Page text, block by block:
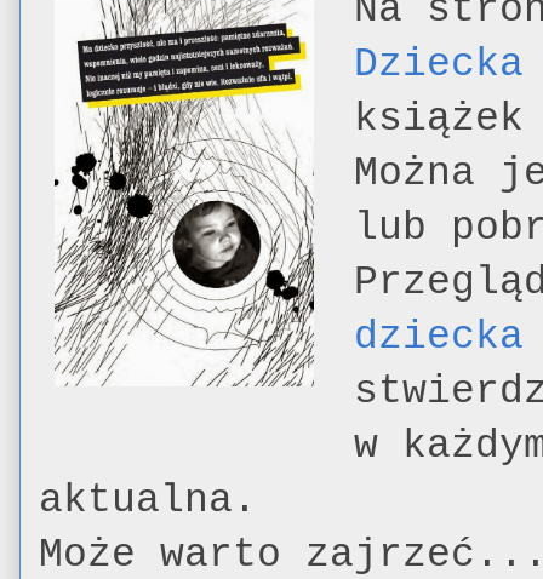
Na
Dziecka
książek
Można
lub
dziecka
w
aktualna.
Może warto